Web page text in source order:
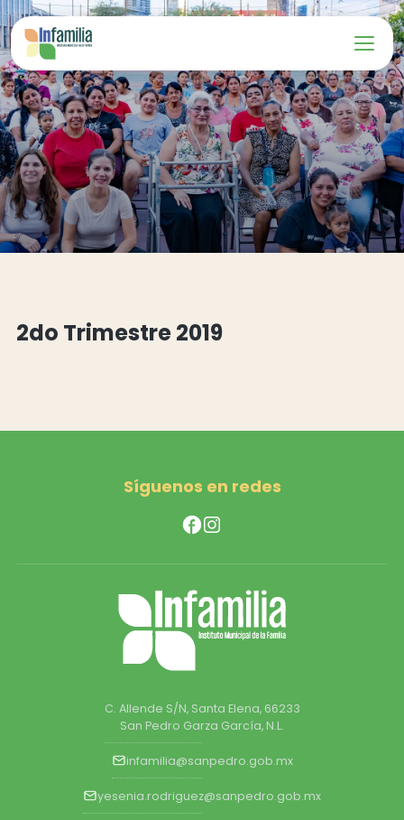
2do Trimestre 2019
Síguenos en redes
C. Allende S/N, Santa Elena, 66233
San Pedro Garza García, N.L.
infamilia@sanpedro.gob.mx
yesenia.rodriguez@sanpedro.gob.mx